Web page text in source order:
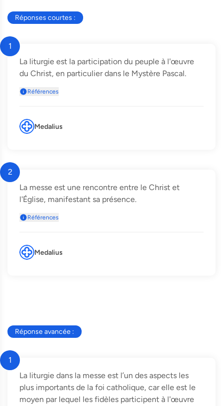
Réponses courtes :
1
La liturgie est la participation du peuple à l'œuvre
du Christ, en particulier dans le Mystère Pascal.
Références
Medalius
2
La messe est une rencontre entre le Christ et
l'Église, manifestant sa présence.
Références
Medalius
Réponse avancée :
1
La liturgie dans la messe est l’un des aspects les
plus importants de la foi catholique, car elle est le
moyen par lequel les fidèles participent à l'œuvre